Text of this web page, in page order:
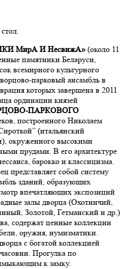
МирА И НесвижА» (около 11
памятники Беларуси,
всемирного культурного
парковый ансамбль в
которых завершена в 2011
ординации князей
ПАРКОВОГО
построенного Николаем
(итальянский
окруженного высокими
прудами. В его архитектуре
барокко и классицизма.
представляет собой систему
зданий, образующих
впечатляющих экспозиций
залы дворца (Охотничий,
Золотой, Гетманский и др.)
содержат ценные коллекции
оружия, нумизматики.
с богатой коллекцией
Прогулка по
к замку.